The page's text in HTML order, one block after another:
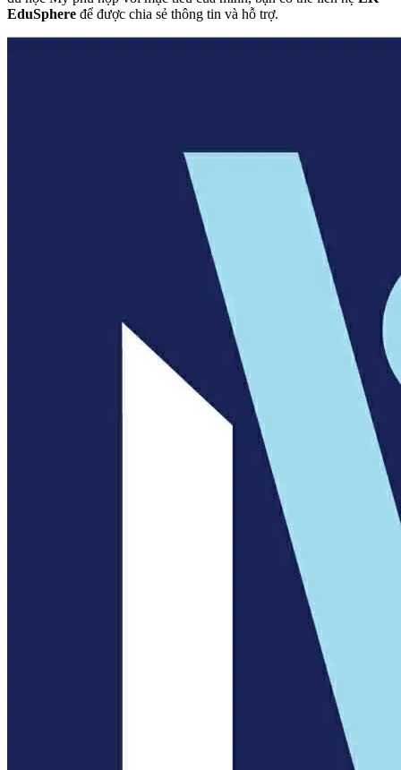
EduSphere để được chia sẻ thông tin và hỗ trợ.